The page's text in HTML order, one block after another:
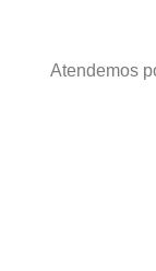
Atendemos